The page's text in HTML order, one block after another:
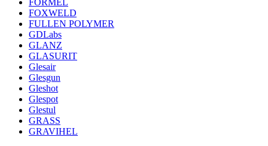
FORMEL
FOXWELD
FULLEN POLYMER
GDLabs
GLANZ
GLASURIT
Glesair
Glesgun
Gleshot
Glespot
Glestul
GRASS
GRAVIHEL